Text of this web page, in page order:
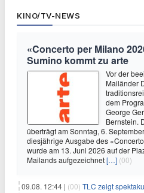
KINO/TV-NEWS
«Concerto per Milano
Sumino kommt zu arte
Vor der
Mailänder
dem
George
Bernstein.
überträgt am Sonntag, 6.
diesjährige Ausgabe des
wurde am 13. Juni 2026 auf der
Mailands aufgezeichnet[…] (00)
09.08. 12:44 | (00) TLC zeigt spektakuläre